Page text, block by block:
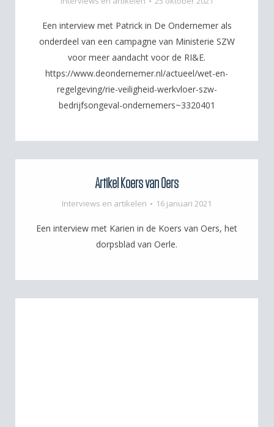
Een interview met Patrick in De Ondernemer als
onderdeel van een campagne van Ministerie SZW
voor meer aandacht voor de RI&E.
https://www.deondernemer.nl/actueel/wet-en-
regelgeving/rie-veiligheid-werkvloer-szw-
bedrijfsongeval-ondernemers~3320401
Artikel Koers van Oers
Interviews en artikelen 16 januari 2021
Een interview met Karien in de Koers van Oers, het
dorpsblad van Oerle.